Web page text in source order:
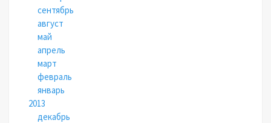
сентябрь
август
май
апрель
март
февраль
январь
2013
декабрь